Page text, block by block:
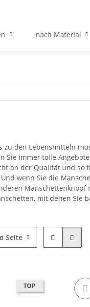
nach Material
zu den Lebensmitteln
Sie immer tolle
an der Qualität und so
wenn Sie die
mit denen Sie
Seite
TOP